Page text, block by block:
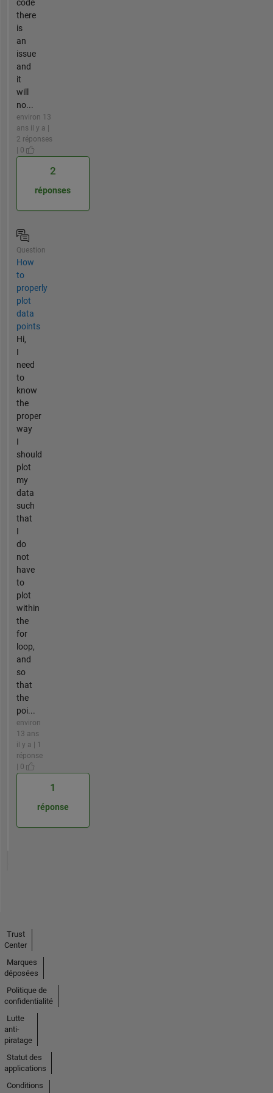
code
there
is
an
issue
and
it
will
no...
environ 13
ans il y a |
2 réponses
| 0
2
réponses
Question
How
to
properly
plot
data
points
Hi,
I
need
to
know
the
proper
way
I
should
plot
my
data
such
that
I
do
not
have
to
plot
within
the
for
loop,
and
so
that
the
poi...
environ
13 ans
il y a | 1
réponse
| 0
1
réponse
Trust
Center
Marques
déposées
Politique de
confidentialité
Lutte
anti-
piratage
Statut des
applications
Conditions